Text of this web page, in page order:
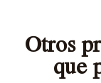
Otros
que